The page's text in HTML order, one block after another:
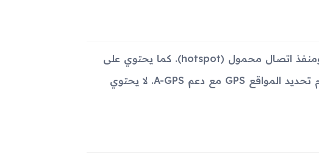
يدعم الهاتف تقنيات WLAN مثل Wi-Fi 802.11 b/g/n ومنفذ اتصال محمول (hotspot). كما يحتوي على
تقنية البلوتوث 3.0 مع A2DP. يتيح الهاتف استخدام نظام تحديد المواقع GPS مع دعم A-GPS. لا يحتوي